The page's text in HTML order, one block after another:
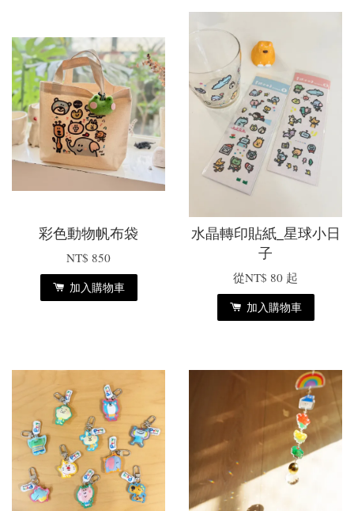
彩色動物帆布袋
NT$ 850
加入購物車
水晶轉印貼紙_星球小日
子
從NT$ 80 起
加入購物車